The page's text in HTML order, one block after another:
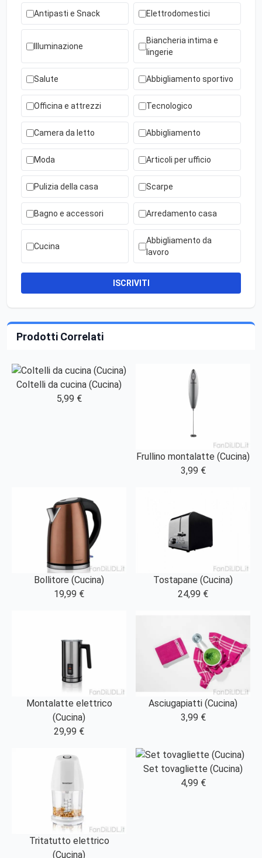
Antipasti e Snack Elettrodomestici
Illuminazione
Biancheria intima e
lingerie
Salute Abbigliamento sportivo
Officina e attrezzi Tecnologico
Camera da letto Abbigliamento
Moda Articoli per ufficio
Pulizia della casa Scarpe
Bagno e accessori Arredamento casa
Cucina
Abbigliamento da
lavoro
ISCRIVITI
Prodotti Correlati
Coltelli da cucina (Cucina)
5,99 €
Frullino montalatte (Cucina)
3,99 €
Bollitore (Cucina)
19,99 €
Tostapane (Cucina)
24,99 €
Montalatte elettrico
(Cucina)
29,99 €
Asciugapiatti (Cucina)
3,99 €
Tritatutto elettrico
(Cucina)
Set tovagliette (Cucina)
4,99 €